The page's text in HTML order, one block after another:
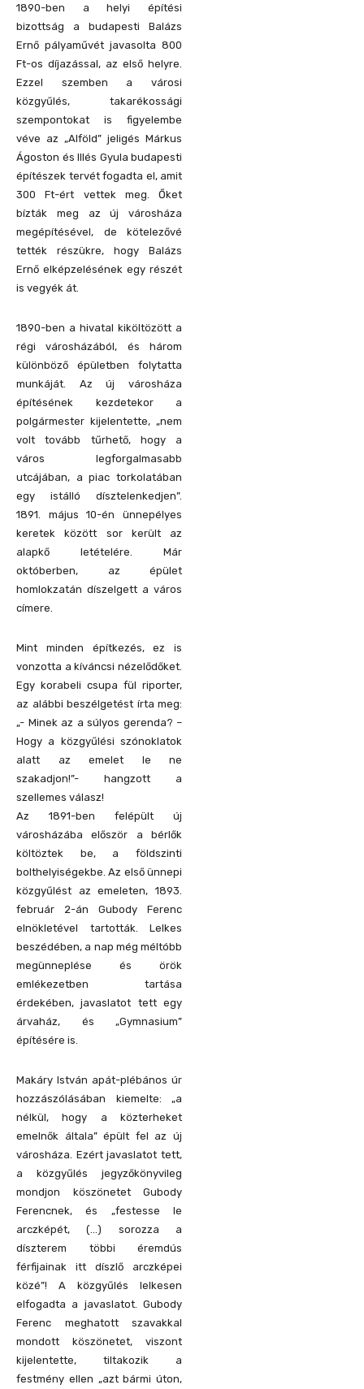
1890-ben a helyi építési
bizottság a budapesti Balázs
Ernő pályaművét javasolta 800
Ft-os díjazással, az első helyre.
Ezzel szemben a városi
közgyűlés, takarékossági
szempontokat is figyelembe
véve az „Alföld” jeligés Márkus
Ágoston és Illés Gyula budapesti
építészek tervét fogadta el, amit
300 Ft-ért vettek meg. Őket
bízták meg az új városháza
megépítésével, de kötelezővé
tették részükre, hogy Balázs
Ernő elképzelésének egy részét
is vegyék át.
1890-ben a hivatal kiköltözött a
régi városházából, és három
különböző épületben folytatta
munkáját. Az új városháza
építésének kezdetekor a
polgármester kijelentette, „nem
volt tovább tűrhető, hogy a
város legforgalmasabb
utcájában, a piac torkolatában
egy istálló dísztelenkedjen”.
1891. május 10-én ünnepélyes
keretek között sor került az
alapkő letételére. Már
októberben, az épület
homlokzatán díszelgett a város
címere.
Mint minden építkezés, ez is
vonzotta a kíváncsi nézelődőket.
Egy korabeli csupa fül riporter,
az alábbi beszélgetést írta meg:
„- Minek az a súlyos gerenda? –
Hogy a közgyűlési szónoklatok
alatt az emelet le ne
szakadjon!”- hangzott a
szellemes válasz!
Az 1891-ben felépült új
városházába először a bérlők
költöztek be, a földszinti
bolthelyiségekbe. Az első ünnepi
közgyűlést az emeleten, 1893.
február 2-án Gubody Ferenc
elnökletével tartották. Lelkes
beszédében, a nap még méltóbb
megünneplése és örök
emlékezetben tartása
érdekében, javaslatot tett egy
árvaház, és „Gymnasium”
építésére is.
Makáry István apát-plébános úr
hozzászólásában kiemelte: „a
nélkül, hogy a közterheket
emelnők általa” épült fel az új
városháza. Ezért javaslatot tett,
a közgyűlés jegyzőkönyvileg
mondjon köszönetet Gubody
Ferencnek, és „festesse le
arczképét, (…) sorozza a
díszterem többi éremdús
férfijainak itt díszlő arczképei
közé”! A közgyűlés lelkesen
elfogadta a javaslatot. Gubody
Ferenc meghatott szavakkal
mondott köszönetet, viszont
kijelentette, tiltakozik a
festmény ellen „azt bármi úton,